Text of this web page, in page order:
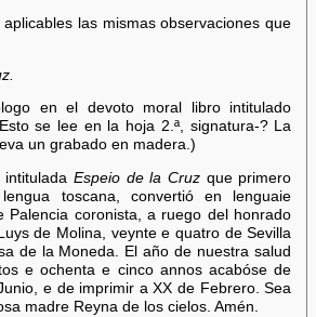
las mismas observaciones que
en el devoto moral libro intitulado
se lee en la hoja 2.ª, signatura-? La
un grabado en madera.)
Espeio de la Cruzque primero
toscana, convertió en lenguaie
Palencia coronista, a ruego del honrado
de Molina, veynte e quatro de Sevilla
de la Moneda. El año de nuestra salud
e ochenta e cinco annos acabóse de
e de imprimir a XX de Febrero. Sea
madre Reyna de los cielos. Amén.